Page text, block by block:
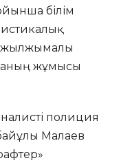
білім
жылжымалы
жұмысы
полиция
Малаев